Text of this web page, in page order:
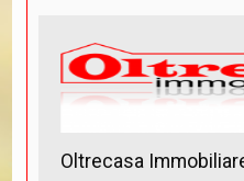
Oltrecasa